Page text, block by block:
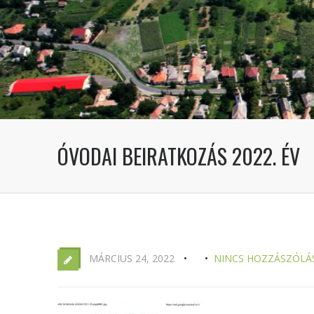
ÓVODAI BEIRATKOZÁS 2022. ÉV
MÁRCIUS 24, 2022 NINCS